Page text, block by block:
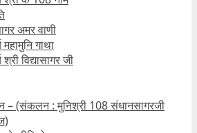
अमर वाणी
गाथा
विद्यासागर जी
– (संकलन : मुनिश्री 108 संधानसागरजी